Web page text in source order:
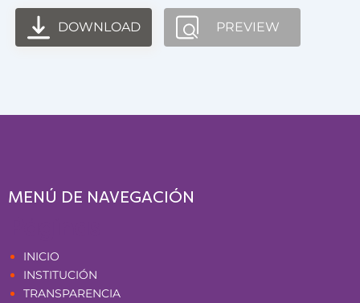
DOWNLOAD PREVIEW
MENÚ DE NAVEGACIÓN
INICIO
INSTITUCIÓN
TRANSPARENCIA